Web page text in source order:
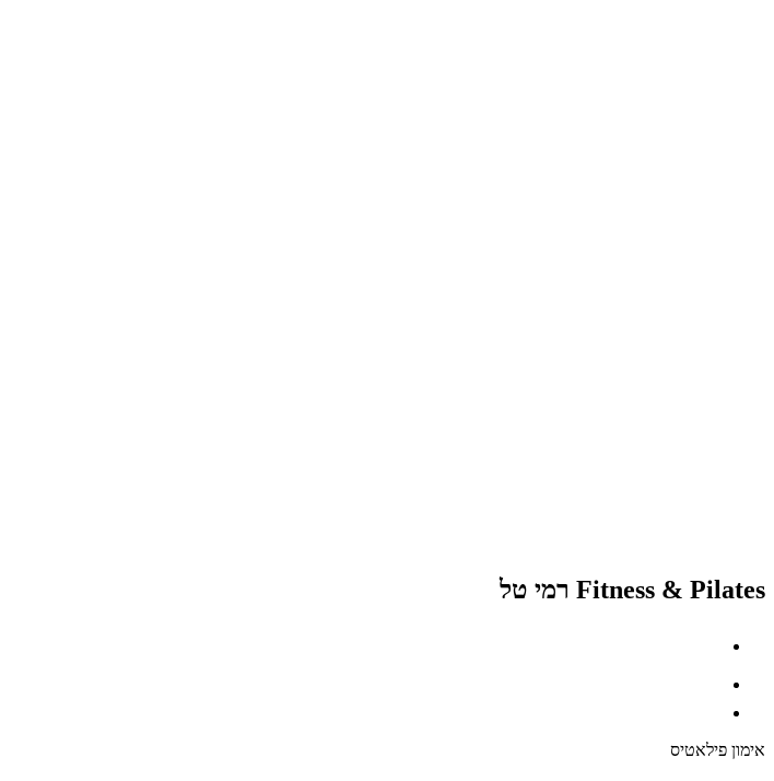
Fitness & Pilates רמי טל
אימון פילאטיס